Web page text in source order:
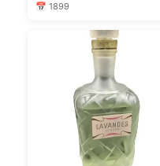
📅 1899